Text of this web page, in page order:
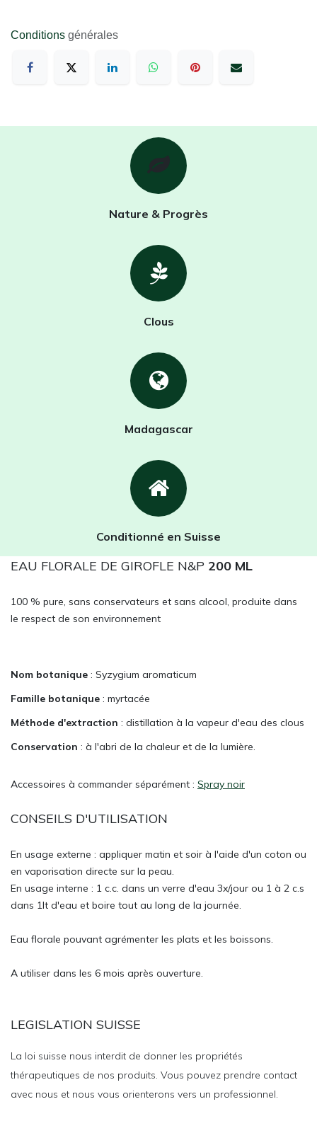
Conditions générales
Nature & Progrès
Clous
Madagascar
Conditionné en Suisse
EAU FLORALE DE GIROFLE N&P 200 ML
100 % pure, sans conservateurs et sans alcool, produite dans
le respect de son environnement
Nom botanique : Syzygium aromaticum
Famille botanique : myrtacée
Méthode d'extraction : distillation à la vapeur d'eau des clous
Conservation : à l'abri de la chaleur et de la lumière.
Accessoires à commander séparément : Spray noir
CONSEILS D'UTILISATION
En usage externe : appliquer matin et soir à l'aide d'un coton ou
en vaporisation directe sur la peau.
En usage interne : 1 c.c. dans un verre d'eau 3x/jour ou 1 à 2 c.s
dans 1lt d'eau et boire tout au long de la journée.
Eau florale pouvant agrémenter les plats et les boissons.
A utiliser dans les 6 mois après ouverture.
LEGISLATION SUISSE
La loi suisse nous interdit de donner les propriétés
thérapeutiques de nos produits. Vous pouvez prendre contact
avec nous et nous vous orienterons vers un professionnel.